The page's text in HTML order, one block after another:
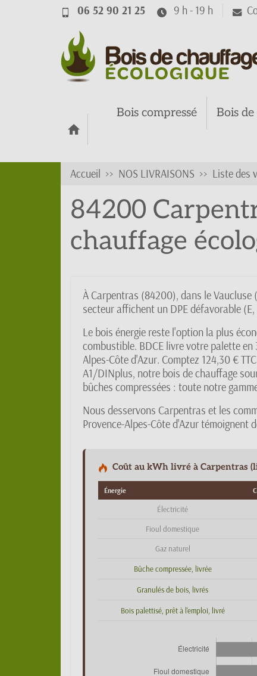
06 52 90 21 25 9 h - 19 h
Bois compressé Bois
Accueil NOS LIVRAISONS Liste des
84200
chauffage
À Carpentras (84200), dans le
secteur affichent un DPE défavorable
Le bois énergie reste l'option la plus
combustible. BDCE livre votre palette
Alpes-Côte d'Azur. Comptez 124,30 €
A1/DINplus, notre bois de chauffage
bûches compressées : toute notre
Nous desservons Carpentras et les
Provence-Alpes-Côte d'Azur témoignent
Coût au kWh livré à Carpentras
Énergie
Électricité
Fioul domestique
Gaz naturel
Bûche compressée, livrée
Granulés de bois, livrés
Bois palettisé, prêt à l'emploi, livré